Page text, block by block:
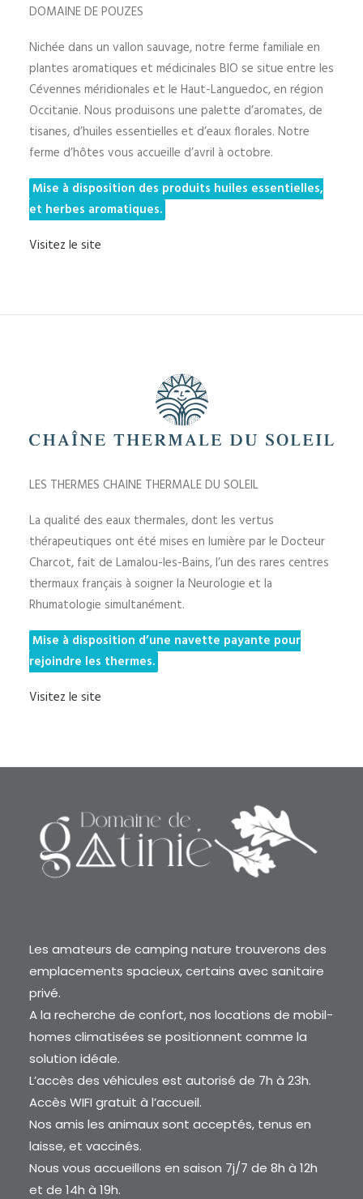
DOMAINE DE POUZES
Nichée dans un vallon sauvage, notre ferme familiale en
plantes aromatiques et médicinales BIO se situe entre les
Cévennes méridionales et le Haut-Languedoc, en région
Occitanie. Nous produisons une palette d’aromates, de
tisanes, d’huiles essentielles et d’eaux florales. Notre
ferme d’hôtes vous accueille d’avril à octobre.
Mise à disposition des produits huiles essentielles,
et herbes aromatiques.
Visitez le site
LES THERMES CHAINE THERMALE DU SOLEIL
La qualité des eaux thermales, dont les vertus
thérapeutiques ont été mises en lumière par le Docteur
Charcot, fait de Lamalou-les-Bains, l’un des rares centres
thermaux français à soigner la Neurologie et la
Rhumatologie simultanément.
Mise à disposition d’une navette payante pour
rejoindre les thermes.
Visitez le site
Les amateurs de camping nature trouverons des
emplacements spacieux, certains avec sanitaire
privé.
A la recherche de confort, nos locations de mobil-
homes climatisées se positionnent comme la
solution idéale.
L’accès des véhicules est autorisé de 7h à 23h.
Accès WIFI gratuit à l’accueil.
Nos amis les animaux sont acceptés, tenus en
laisse, et vaccinés.
Nous vous accueillons en saison 7j/7 de 8h à 12h
et de 14h à 19h.